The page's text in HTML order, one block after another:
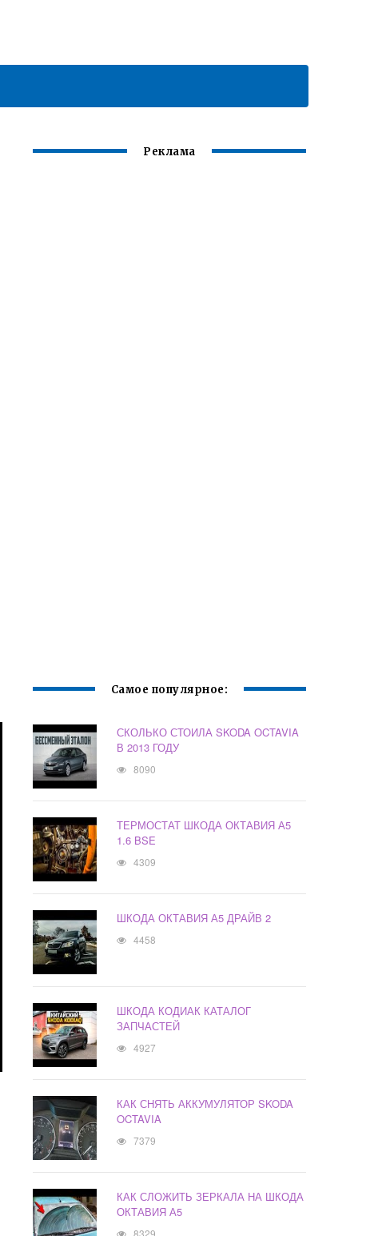
Реклама
Самое популярное:
СКОЛЬКО СТОИЛА SKODA OCTAVIA
В 2013 ГОДУ
8090
ТЕРМОСТАТ ШКОДА ОКТАВИЯ А5
1.6 BSE
4309
ШКОДА ОКТАВИЯ А5 ДРАЙВ 2
4458
ШКОДА КОДИАК КАТАЛОГ
ЗАПЧАСТЕЙ
4927
КАК СНЯТЬ АККУМУЛЯТОР SKODA
OCTAVIA
7379
КАК СЛОЖИТЬ ЗЕРКАЛА НА ШКОДА
ОКТАВИЯ А5